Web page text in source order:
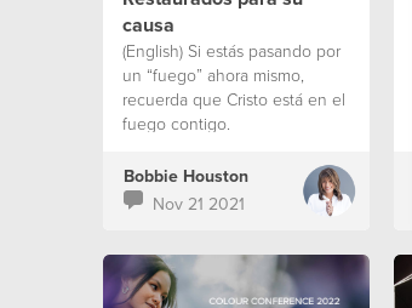
causa
(English) Si estás pasando por
un “fuego” ahora mismo,
recuerda que Cristo está en el
fuego contigo.
Bobbie Houston
Nov 21 2021